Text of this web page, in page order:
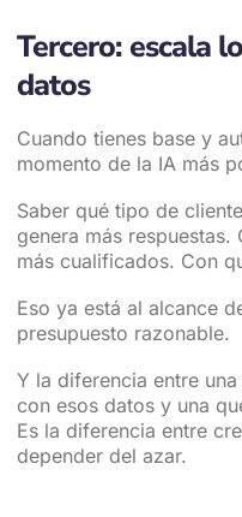
Tercero: escala
datos
Cuando tienes base y
momento de la IA más
Saber qué tipo de
genera más
más cualificados. Con
Eso ya está al alcance
presupuesto razonable.
Y la diferencia entre
con esos datos y una
Es la diferencia entre
depender del azar.